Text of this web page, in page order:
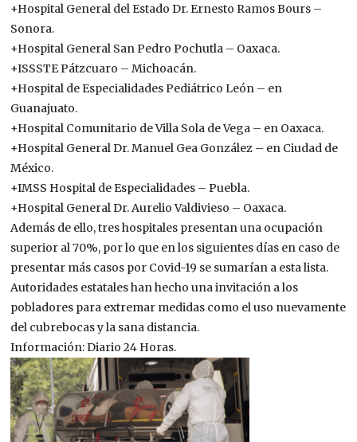
+Hospital General del Estado Dr. Ernesto Ramos Bours –
Sonora.
+Hospital General San Pedro Pochutla – Oaxaca.
+ISSSTE Pátzcuaro – Michoacán.
+Hospital de Especialidades Pediátrico León – en
Guanajuato.
+Hospital Comunitario de Villa Sola de Vega – en Oaxaca.
+Hospital General Dr. Manuel Gea González – en Ciudad de
México.
+IMSS Hospital de Especialidades – Puebla.
+Hospital General Dr. Aurelio Valdivieso – Oaxaca.
Además de ello, tres hospitales presentan una ocupación
superior al 70%, por lo que en los siguientes días en caso de
presentar más casos por Covid-19 se sumarían a esta lista.
Autoridades estatales han hecho una invitación a los
pobladores para extremar medidas como el uso nuevamente
del cubrebocas y la sana distancia.
Información: Diario 24 Horas.